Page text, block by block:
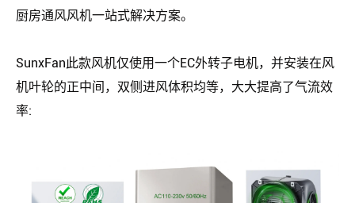
厨房通风风机一站式解决方案。
SunxFan此款风机仅使用一个EC外转子电机，并安装在风
机叶轮的正中间，双侧进风体积均等，大大提高了气流效
率: